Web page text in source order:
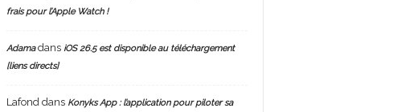
frais pour l’Apple Watch !
Adamadans iOS 26.5 est disponible au téléchargement
[liens directs]
Lafond dans Konyks App : l’application pour piloter sa